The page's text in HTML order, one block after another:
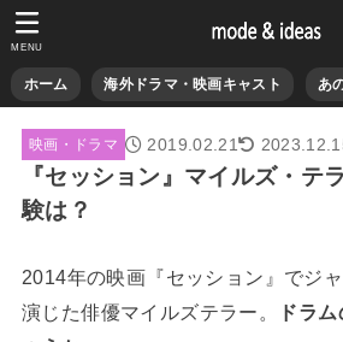
ホーム 海外ドラマ・映画キャスト あ
MENU
映画・ドラマ 2019.02.21
『セッション』マイルズ・テ
験は？
2014年の映画『セッション』でジ
演じた俳優マイルズテラー。
ドラ